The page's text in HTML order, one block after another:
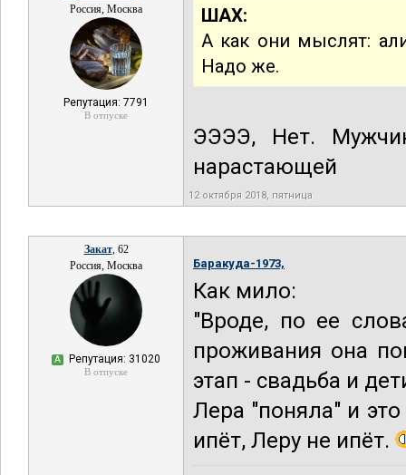
Россия, Москва
Репутация: 7791
В отпуске
ШАХ:
А как они мыслят:
Надо же.
ЭЭЭЭ, Нет.
нарастающей
12 октября 2018, пятница
Закат, 62
Россия, Москва
А Репутация: 31020
В отпуске
Баракуда-1973,
Как мило:
"Вроде, по ее
проживания она
этап - свадьба и
Лера "поняла" и
ипёт, Леру не ипёт.